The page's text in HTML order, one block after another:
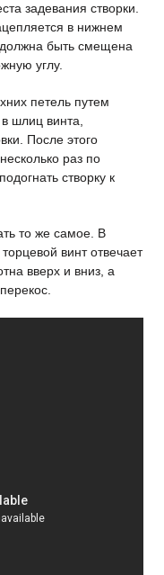
задевания створки.
в нижнем
быть смещена
углу.
петель путем
шлиц винта,
После этого
раз по
створку к
то же самое. В
винт отвечает
вверх и вниз, а